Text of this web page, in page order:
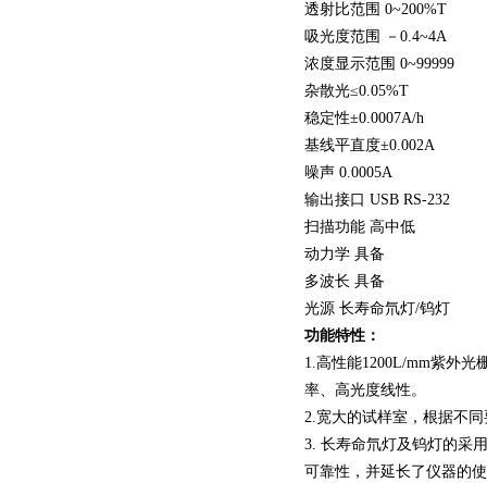
透射比范围 0~200%T
吸光度范围 －0.4~4A
浓度显示范围 0~99999
杂散光≤0.05%T
稳定性±0.0007A/h
基线平直度±0.002A
噪声 0.0005A
输出接口 USB RS-232
扫描功能 高中低
动力学 具备
多波长 具备
光源 长寿命氘灯/钨灯
功能特性：
1.高性能1200L/mm紫外光
率、高光度线性。
2.宽大的试样室，根据不
3. 长寿命氘灯及钨灯的采
可靠性，并延长了仪器的